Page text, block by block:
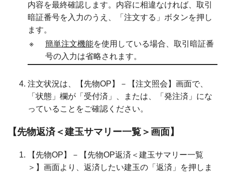
内容を最終確認します。内容に相違なければ、取引
暗証番号を入力のうえ、「注文する」ボタンを押し
ます。
※
簡単注文機能を使用している場合、取引暗証番
号の入力は省略されます。
注文状況は、【先物OP】－【注文照会】画面で、
「状態」欄が「受付済」、または、「発注済」にな
っていることをご確認ください。
【先物返済＜建玉サマリー一覧＞画面】
【先物OP】－【先物OP返済＜建玉サマリー一覧
＞】画面より、返済したい建玉の「返済」を押しま